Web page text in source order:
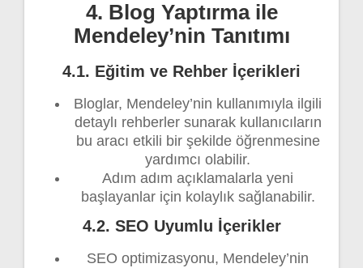
4. Blog Yaptırma ile
Mendeley’nin Tanıtımı
4.1. Eğitim ve Rehber İçerikleri
Bloglar, Mendeley’nin kullanımıyla ilgili
detaylı rehberler sunarak kullanıcıların
bu aracı etkili bir şekilde öğrenmesine
yardımcı olabilir.
Adım adım açıklamalarla yeni
başlayanlar için kolaylık sağlanabilir.
4.2. SEO Uyumlu İçerikler
SEO optimizasyonu, Mendeley’nin